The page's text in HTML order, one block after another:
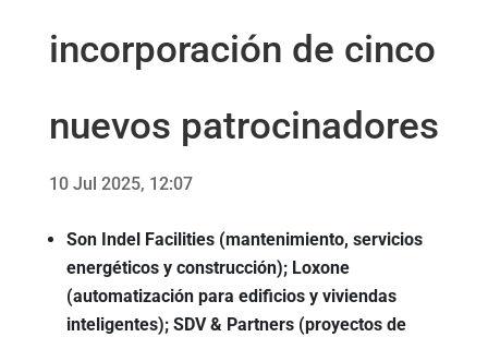
incorporación de cinco
nuevos patrocinadores
10 Jul 2025, 12:07
Son Indel Facilities (mantenimiento, servicios
energéticos y construcción); Loxone
(automatización para edificios y viviendas
inteligentes); SDV & Partners (proyectos de